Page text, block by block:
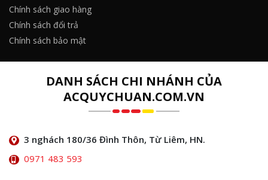
Chính sách giao hàng
Chính sách đổi trả
Chính sách bảo mật
DANH SÁCH CHI NHÁNH CỦA
ACQUYCHUAN.COM.VN
3 nghách 180/36 Đình Thôn, Từ Liêm, HN.
0971 483 593